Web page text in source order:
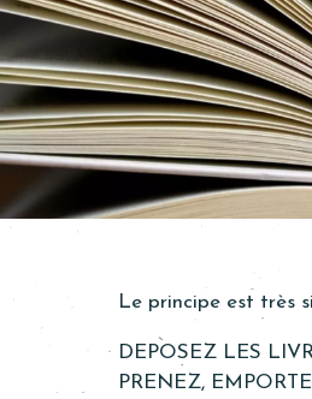
Le principe est très
DEPOSEZ LES
PRENEZ,